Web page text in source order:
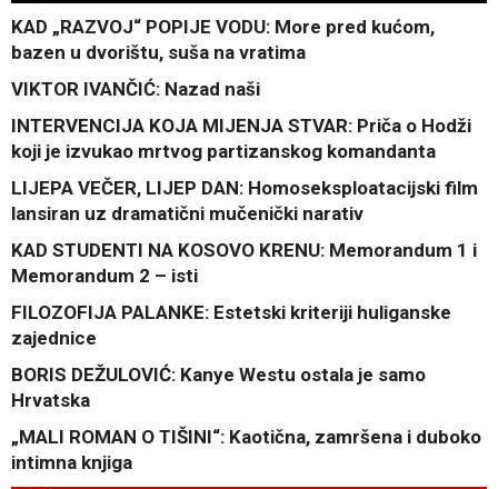
KAD „RAZVOJ“ POPIJE VODU: More pred kućom,
bazen u dvorištu, suša na vratima
VIKTOR IVANČIĆ: Nazad naši
INTERVENCIJA KOJA MIJENJA STVAR: Priča o Hodži
koji je izvukao mrtvog partizanskog komandanta
LIJEPA VEČER, LIJEP DAN: Homoseksploatacijski film
lansiran uz dramatični mučenički narativ
KAD STUDENTI NA KOSOVO KRENU: Memorandum 1 i
Memorandum 2 – isti
FILOZOFIJA PALANKE: Estetski kriteriji huliganske
zajednice
BORIS DEŽULOVIĆ: Kanye Westu ostala je samo
Hrvatska
„MALI ROMAN O TIŠINI“: Kaotična, zamršena i duboko
intimna knjiga